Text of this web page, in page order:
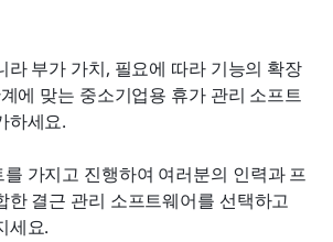
라 부가 가치, 필요에 따라 기능의 확장
에 맞는 중소기업용 휴가 관리 소프트
하세요.
가지고 진행하여 여러분의 인력과 프
한 결근 관리 소프트웨어를 선택하고
세요.